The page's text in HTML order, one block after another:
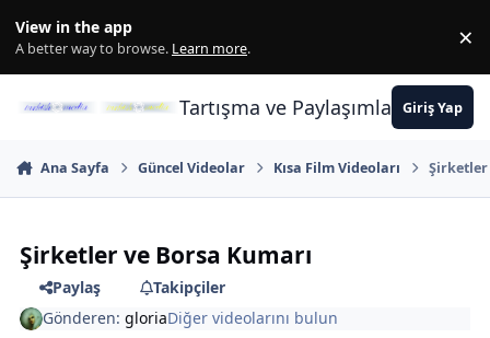
View in the app
A better way to browse. Learn more. ×
Tartışma ve PaylaşımlarınGiriş Yap
Ana Sayfa Güncel Videolar Kısa Film Videoları Şirketler
Şirketler ve Borsa Kumarı
Paylaş
Takipçiler
Gönderen:gloriaDiğer videolarını bulun